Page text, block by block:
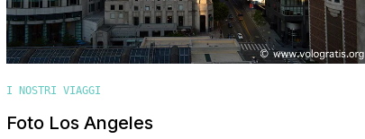
I NOSTRI VIAGGI
Foto Los Angeles